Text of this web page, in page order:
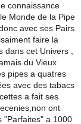
connaissance
Monde de la Pipe
avec ses Pairs
faire la
dans cet Univers ,
du Vieux
pipes a quatres
avec des tabacs
a fait ses
ont
"Parfaites" a 1000